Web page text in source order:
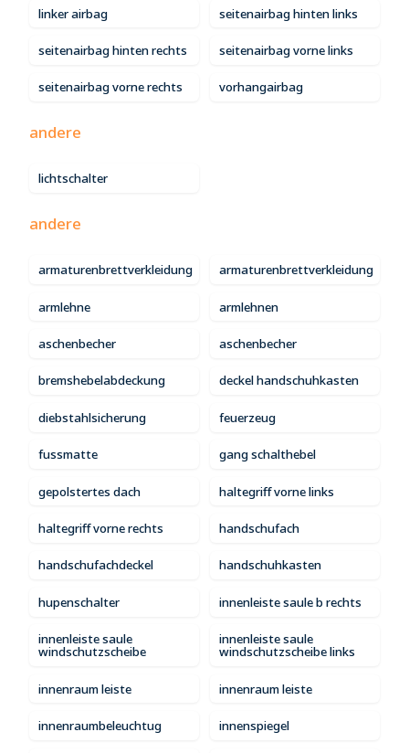
linker airbag seitenairbag hinten links
seitenairbag hinten rechts seitenairbag vorne links
seitenairbag vorne rechts vorhangairbag
andere
lichtschalter
andere
armaturenbrettverkleidung armaturenbrettverkleidung
armlehne armlehnen
aschenbecher aschenbecher
bremshebelabdeckung deckel handschuhkasten
diebstahlsicherung feuerzeug
fussmatte gang schalthebel
gepolstertes dach haltegriff vorne links
haltegriff vorne rechts handschufach
handschufachdeckel handschuhkasten
hupenschalter innenleiste saule b rechts
innenleiste saule
windschutzscheibe
innenleiste saule
windschutzscheibe links
innenraum leiste innenraum leiste
innenraumbeleuchtug innenspiegel